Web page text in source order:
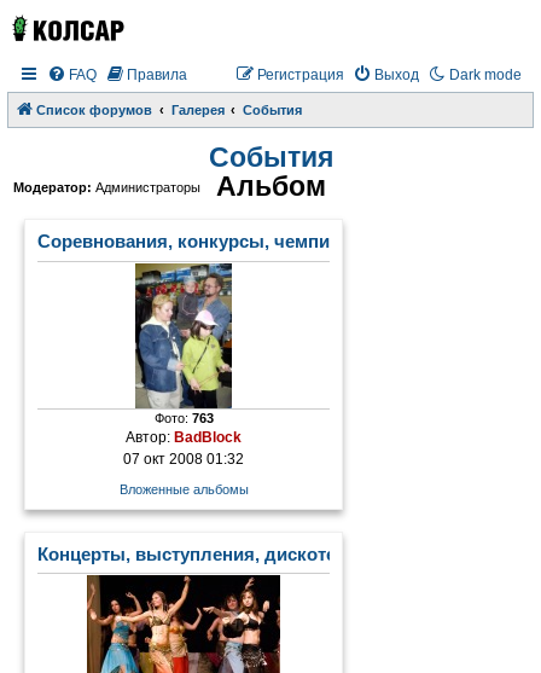
Dark mode
FAQ Правила Выход
Регистрация
Список форумов Галерея События
События
Модератор: Администраторы Альбом
Соревнования, конкурсы, чемпионаты
Фото: 763
Автор:BadBlock
07 окт 2008 01:32
Вложенные альбомы
Концерты, выступления, дискотеки